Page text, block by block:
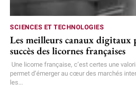
SCIENCES ET TECHNOLOGIES
Les meilleurs canaux digitaux
succès des licornes françaises
Une licorne française, c’est certes une
permet d’émerger au cœur des marchés
les...